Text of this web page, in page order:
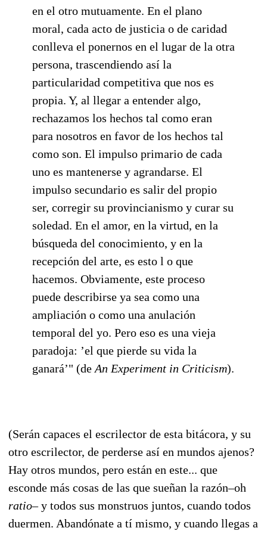
en el otro mutuamente. En el plano
moral, cada acto de justicia o de caridad
conlleva el ponernos en el lugar de la otra
persona, trascendiendo así la
particularidad competitiva que nos es
propia. Y, al llegar a entender algo,
rechazamos los hechos tal como eran
para nosotros en favor de los hechos tal
como son. El impulso primario de cada
uno es mantenerse y agrandarse. El
impulso secundario es salir del propio
ser, corregir su provincianismo y curar su
soledad. En el amor, en la virtud, en la
búsqueda del conocimiento, y en la
recepción del arte, es esto l o que
hacemos. Obviamente, este proceso
puede describirse ya sea como una
ampliación o como una anulación
temporal del yo. Pero eso es una vieja
paradoja: ’el que pierde su vida la
ganará’" (de An Experiment in Criticism).
(Serán capaces el escrilector de esta bitácora, y su
otro escrilector, de perderse así en mundos ajenos?
Hay otros mundos, pero están en este... que
esconde más cosas de las que sueñan la razón–oh
ratio– y todos sus monstruos juntos, cuando todos
duermen. Abandónate a tí mismo, y cuando llegas a